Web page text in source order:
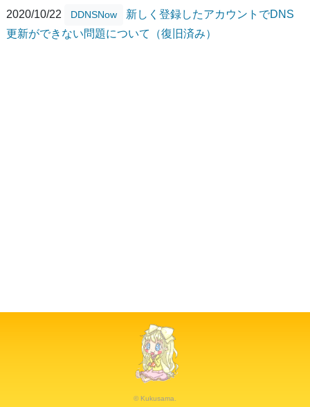
2020/10/22
DDNSNow
新しく登録したアカウントでDNS
更新ができない問題について（復旧済み）
© Kukusama.